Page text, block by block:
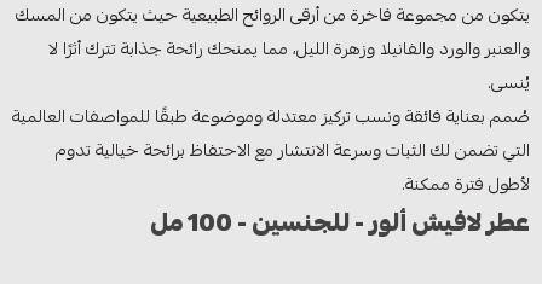
يتكون من مجموعة فاخرة من أرقى الروائح الطبيعية حيث يتكون من المسك
والعنبر والورد والفانيلا وزهرة الليل، مما يمنحك رائحة جذابة تترك أثرًا لا
يُنسى.
صُمم بعناية فائقة ونسب تركيز معتدلة وموضوعة طبقًا للمواصفات العالمية
التي تضمن لك الثبات وسرعة الانتشار مع الاحتفاظ برائحة خيالية تدوم
لأطول فترة ممكنة.
عطر لافيش ألور - للجنسين - 100 مل